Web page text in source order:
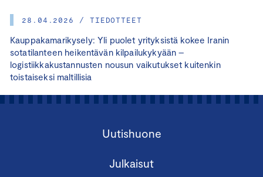
28.04.2026 / TIEDOTTEET
Kauppakamarikysely: Yli puolet yrityksistä kokee Iranin
sotatilanteen heikentävän kilpailukykyään –
logistiikkakustannusten nousun vaikutukset kuitenkin
toistaiseksi maltillisia
Uutishuone
Julkaisut